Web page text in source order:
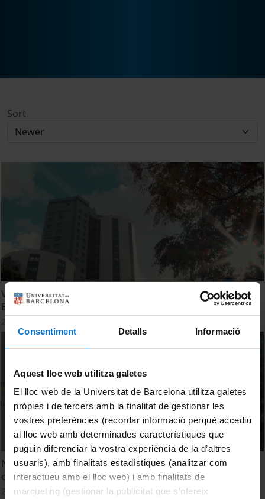
Consentiment Detalls Informació
Aquest lloc web utilitza galetes
El lloc web de la Universitat de Barcelona utilitza galetes
pròpies i de tercers amb la finalitat de gestionar les
vostres preferències (recordar informació perquè accediu
al lloc web amb determinades característiques que
puguin diferenciar la vostra experiència de la d’altres
usuaris), amb finalitats estadístiques (analitzar com
interactueu amb el lloc web) i amb finalitats de
màrqueting (gestionar la publicitat que s’ofereix
Sort
Vídeo commemoratiu dels 50 anys de l'Hospital de
Bellvitge
Nova formació en habilitats docents per a tutors i tutores
de pràctiques curriculars
24 February, 2022